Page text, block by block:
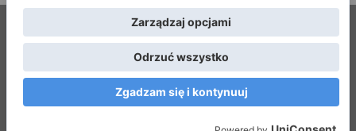
Home
Redakcja Kontakt
FacebookYouTube
RSS